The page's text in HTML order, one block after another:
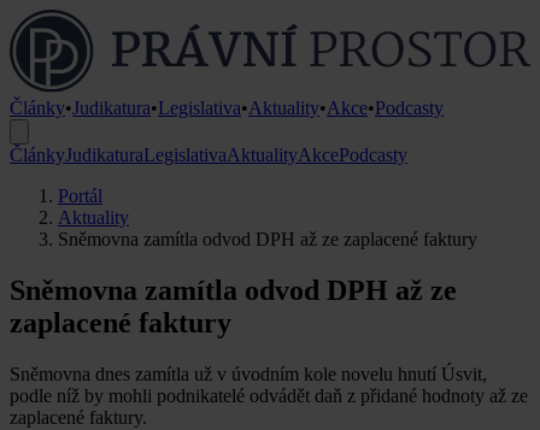
Články•Judikatura•Legislativa•Aktuality•Akce•Podcasty
ČlánkyJudikaturaLegislativaAktualityAkcePodcasty
Portál
Aktuality
Sněmovna zamítla odvod DPH až ze zaplacené faktury
Sněmovna zamítla odvod DPH až ze
zaplacené faktury
Sněmovna dnes zamítla už v úvodním kole novelu hnutí Úsvit,
podle níž by mohli podnikatelé odvádět daň z přidané hodnoty až ze
zaplacené faktury.